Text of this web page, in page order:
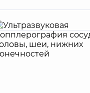
Руслан
Васильевич
Гастроэнтеролог
Запись к врачу